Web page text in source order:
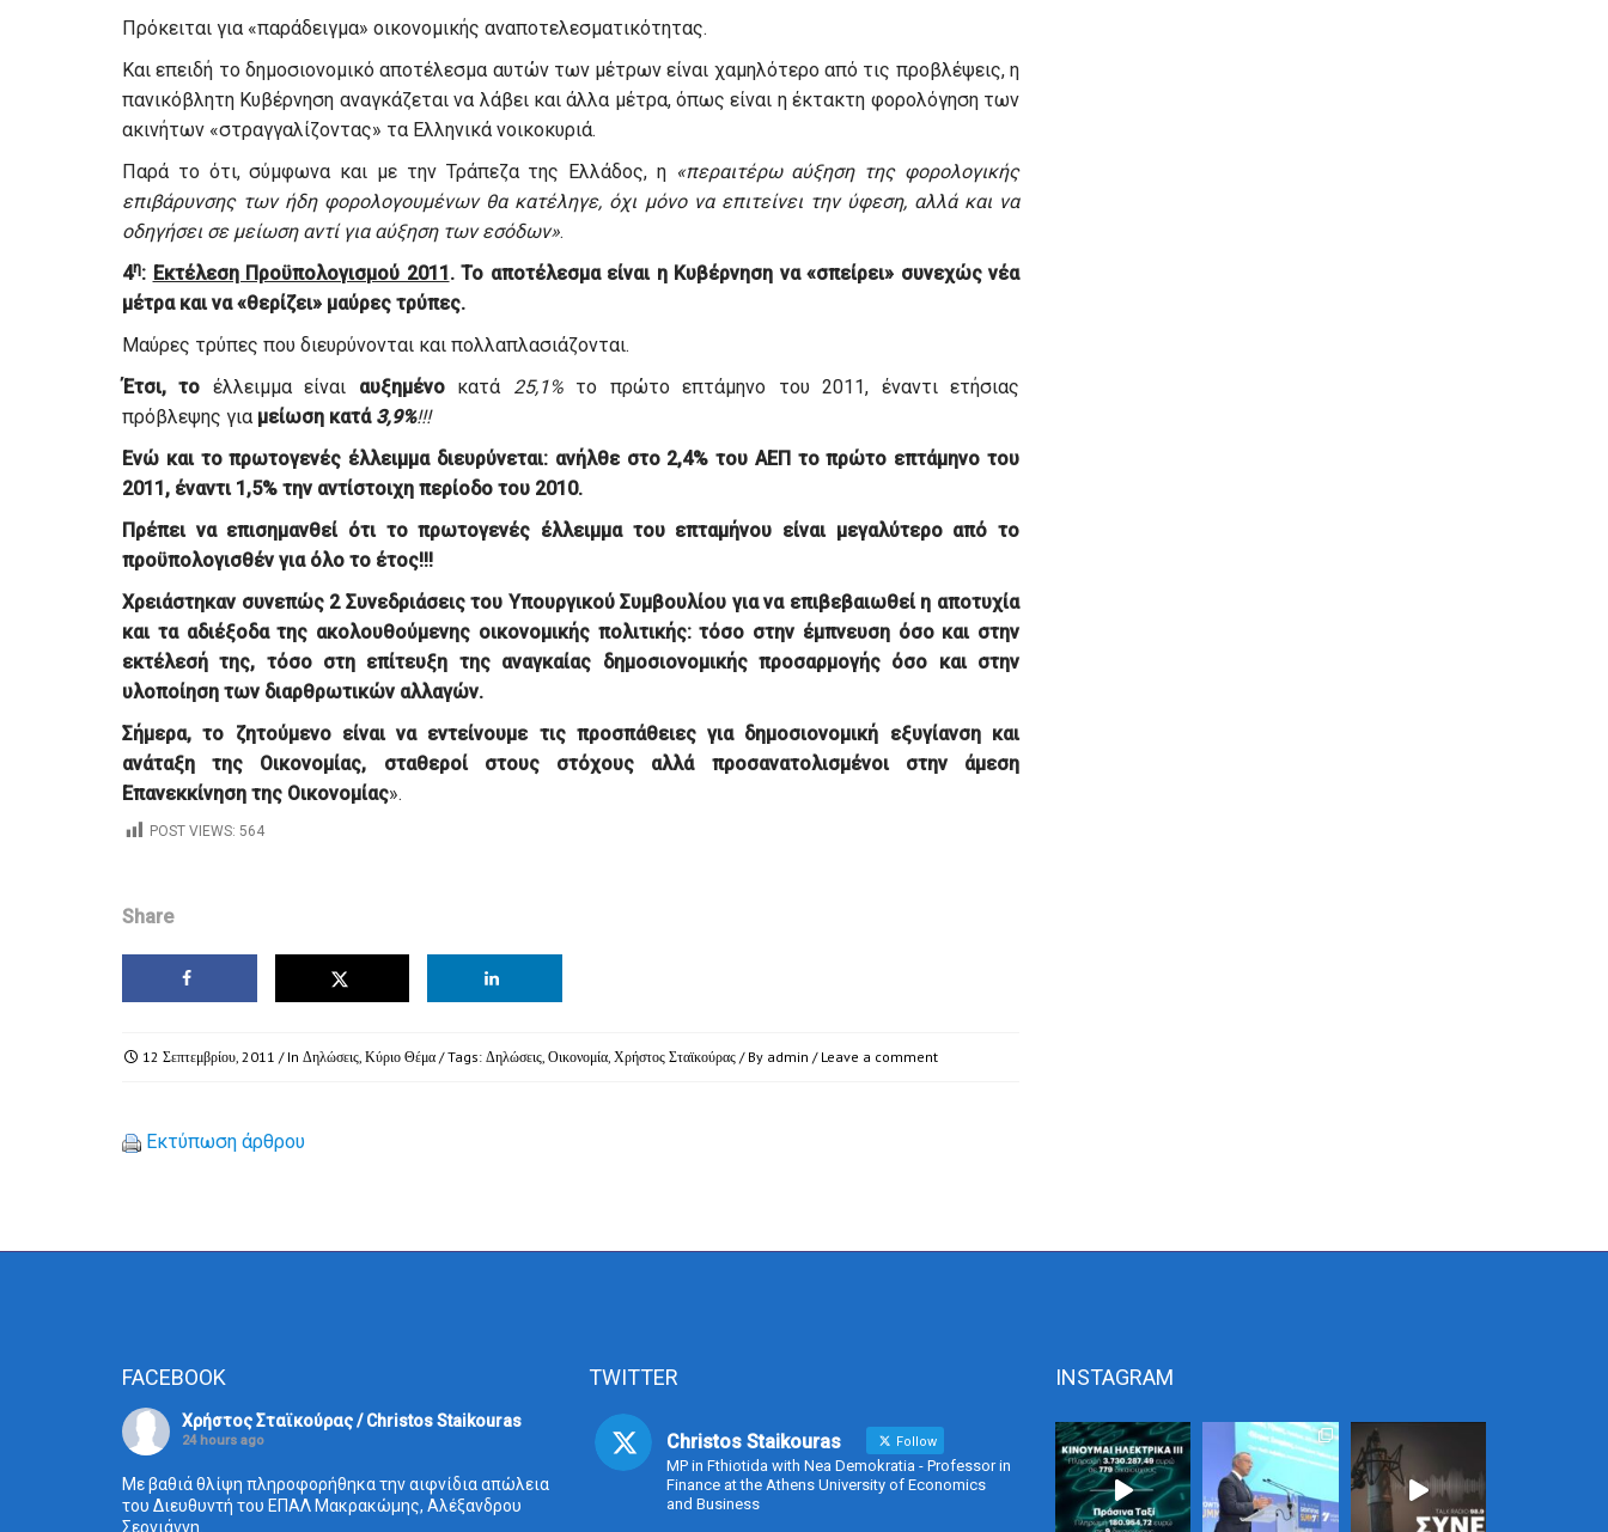
Πρόκειται για «παράδειγμα» οικονομικής αναποτελεσματικότητας.
Και επειδή το δημοσιονομικό αποτέλεσμα αυτών των μέτρων είναι χαμηλότερο από τις προβλέψεις, η
πανικόβλητη Κυβέρνηση αναγκάζεται να λάβει και άλλα μέτρα, όπως είναι η έκτακτη φορολόγηση των
ακινήτων «στραγγαλίζοντας» τα Ελληνικά νοικοκυριά.
Παρά το ότι, σύμφωνα και με την Τράπεζα της Ελλάδος, η «περαιτέρω αύξηση της φορολογικής
επιβάρυνσης των ήδη φορολογουμένων θα κατέληγε, όχι μόνο να επιτείνει την ύφεση, αλλά και να
οδηγήσει σε μείωση αντί για αύξηση των εσόδων».
4η: Εκτέλεση Προϋπολογισμού 2011 . Το αποτέλεσμα είναι η Κυβέρνηση να «σπείρει» συνεχώς νέα
μέτρα και να «θερίζει» μαύρες τρύπες.
Μαύρες τρύπες που διευρύνονται και πολλαπλασιάζονται.
Έτσι, το έλλειμμα είναι αυξημένοκατά 25,1%το πρώτο επτάμηνο του 2011, έναντι ετήσιας
πρόβλεψης για μείωση κατά 3,9%!!!
Ενώ και το πρωτογενές έλλειμμα διευρύνεται: ανήλθε στο 2,4% του ΑΕΠ το πρώτο επτάμηνο του
2011, έναντι 1,5% την αντίστοιχη περίοδο του 2010.
Πρέπει να επισημανθεί ότι το πρωτογενές έλλειμμα του επταμήνου είναι μεγαλύτερο από το
προϋπολογισθέν για όλο το έτος!!!
Χρειάστηκαν συνεπώς 2 Συνεδριάσεις του Υπουργικού Συμβουλίου για να επιβεβαιωθεί η αποτυχία
και τα αδιέξοδα της ακολουθούμενης οικονομικής πολιτικής: τόσο στην έμπνευση όσο και στην
εκτέλεσή της, τόσο στη επίτευξη της αναγκαίας δημοσιονομικής προσαρμογής όσο και στην
υλοποίηση των διαρθρωτικών αλλαγών.
Σήμερα, το ζητούμενο είναι να εντείνουμε τις προσπάθειες για δημοσιονομική εξυγίανση και
ανάταξη της Οικονομίας, σταθεροί στους στόχους αλλά προσανατολισμένοι στην άμεση
Επανεκκίνηση της Οικονομίας».
POST VIEWS: 564
Share
12 Σεπτεμβρίου, 2011 / In Δηλώσεις, Κύριο Θέμα / Tags: Δηλώσεις, Οικονομία, Χρήστος Σταϊκούρας / By admin / Leave a comment
Εκτύπωση άρθρου
FACEBOOK
Χρήστος Σταϊκούρας / Christos Staikouras
24 hours ago
Με βαθιά θλίψη πληροφορήθηκα την αιφνίδια απώλεια
του Διευθυντή του ΕΠΑΛ Μακρακώμης, Αλέξανδρου
Σεργιάννη.
TWITTER
Christos Staikouras Follow
MP in Fthiotida with Nea Demokratia - Professor in
Finance at the Athens University of Economics
and Business
INSTAGRAM